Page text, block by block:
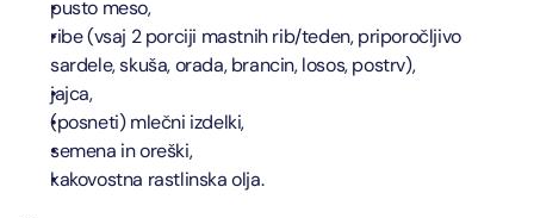
pusto meso,
ribe (vsaj 2 porciji mastnih rib/teden, priporočljivo
sardele, skuša, orada, brancin, losos, postrv),
jajca,
(posneti) mlečni izdelki,
semena in oreški,
kakovostna rastlinska olja.